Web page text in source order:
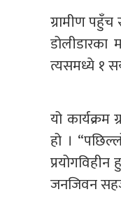
ग्रामीण
त्यसमध्ये १
यो कार्यक्रम
हो ।
जनजिवन